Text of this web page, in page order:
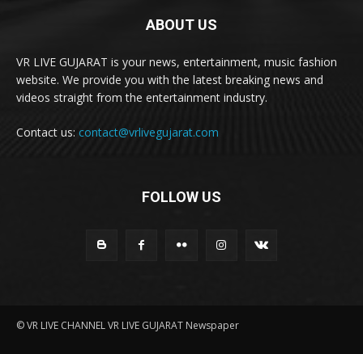
ABOUT US
VR LIVE GUJARAT is your news, entertainment, music fashion
website. We provide you with the latest breaking news and
videos straight from the entertainment industry.
Contact us: contact@vrlivegujarat.com
FOLLOW US
© VR LIVE CHANNEL VR LIVE GUJARAT Newspaper